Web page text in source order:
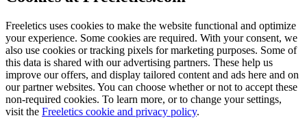
Freeletics uses cookies to make the website functional and optimize
your experience. Some cookies are required. With your consent, we
also use cookies or tracking pixels for marketing purposes. Some of
this data is shared with our advertising partners. These help us
improve our offers, and display tailored content and ads here and on
our partner websites. You can choose whether or not to accept these
non-required cookies. To learn more, or to change your settings,
visit the Freeletics cookie and privacy policy.